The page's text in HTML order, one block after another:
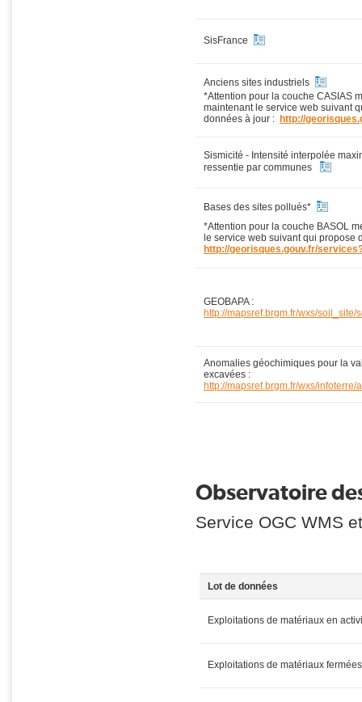
SisFrance
Anciens sites industriels
*Attention pour la couche CASIAS
maintenant le service web suivant
données à jour : http://
Sismicité - Intensité interpolée
ressentie par communes
Bases des sites pollués*
*Attention pour la couche BASOL
le service web suivant qui propose
http://georisques.gouv.fr/
GEOBAPA :
http://mapsref.brgm.fr/wxs/soil_site/
Anomalies géochimiques pour la
excavées :
http://mapsref.brgm.fr/wxs/
Observatoire
Service OGC WMS
Lot de données
Exploitations de matériaux en
Exploitations de matériaux